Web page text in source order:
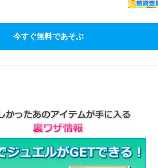
今すぐ無料であそぶ